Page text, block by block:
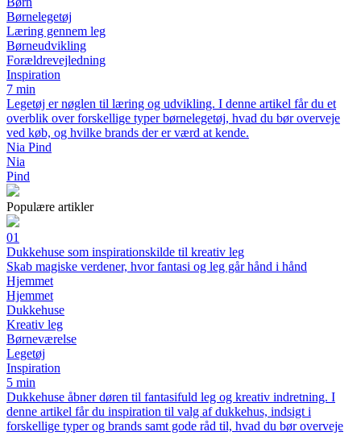
Børnelegetøj
Læring gennem leg
Børneudvikling
Forældrevejledning
Inspiration
7 min
Legetøj er nøglen til læring og udvikling. I denne artikel får du et
overblik over forskellige typer børnelegetøj, hvad du bør overveje
ved køb, og hvilke brands der er værd at kende.
Nia Pind
Nia
Pind
Populære artikler
01
Dukkehuse som inspirationskilde til kreativ leg
Skab magiske verdener, hvor fantasi og leg går hånd i hånd
Hjemmet
Hjemmet
Dukkehuse
Kreativ leg
Børneværelse
Legetøj
Inspiration
5 min
Dukkehuse åbner døren til fantasifuld leg og kreativ indretning. I
denne artikel får du inspiration til valg af dukkehus, indsigt i
forskellige typer og brands samt gode råd til, hvad du bør overveje